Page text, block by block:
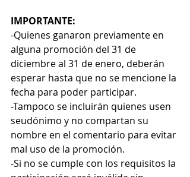
IMPORTANTE:
-Quienes ganaron previamente en
alguna promoción del 31 de
diciembre al 31 de enero, deberán
esperar hasta que no se mencione la
fecha para poder participar.
-Tampoco se incluirán quienes usen
seudónimo y no compartan su
nombre en el comentario para evitar
mal uso de la promoción.
-Si no se cumple con los requisitos la